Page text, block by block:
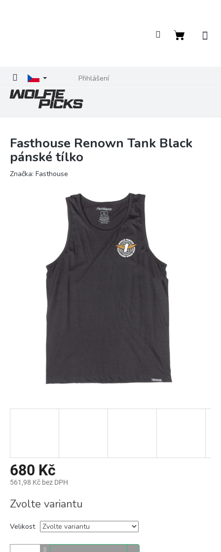
Přihlášení
Nákupní
Fasthouse Renown Tank Black
pánské tílko
Značka: Fasthouse
680 Kč
561,98 Kč bez DPH
cena:
Zvolte variantu
Velikost